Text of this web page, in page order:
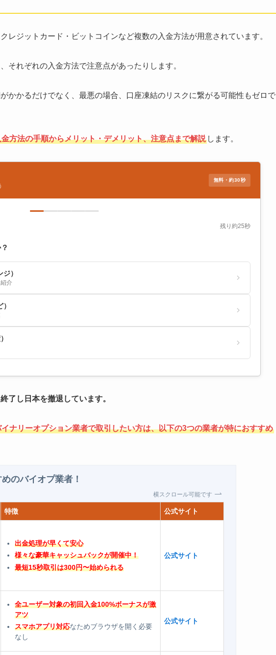
レジットカード・ビットコインなど複数の入金方法が用意されています。
それぞれの入金方法で注意点があったりします。
かかるだけでなく、最悪の場合、口座凍結のリスクに繋がる可能性もゼロで
方法の手順からメリット・デメリット、注意点まで解説 します。
無料・約30秒
残り約25秒
）
介
了し日本を撤退しています。
ナリーオプション業者で取引したい方は、以下の3つの業者が特におすすめ
のバイオプ業者！
横スクロール可能です
特徴 公式サイト
出金処理が早くて安心
様々な豪華キャッシュバックが開催中！
最短15秒取引は300円〜始められる
公式サイト
全ユーザー対象の初回入金100%ボーナスが激
アツ
スマホアプリ対応なためブラウザを開く必要
なし
公式サイト